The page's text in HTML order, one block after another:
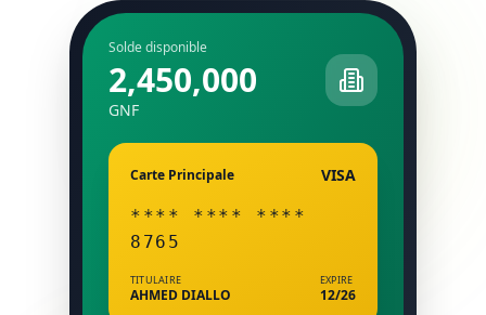
Solde disponible
2,450,000
GNF
Carte Principale
VISA
**** **** ****
8765
TITULAIRE
AHMED DIALLO
EXPIRE
12/26